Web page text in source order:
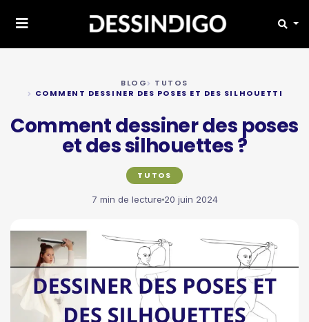
BLOG
TUTOS
COMMENT DESSINER DES POSES ET DES SILHOUETTES ?
Comment dessiner des poses
et des silhouettes ?
TUTOS
7 min de lecture 20 juin 2024